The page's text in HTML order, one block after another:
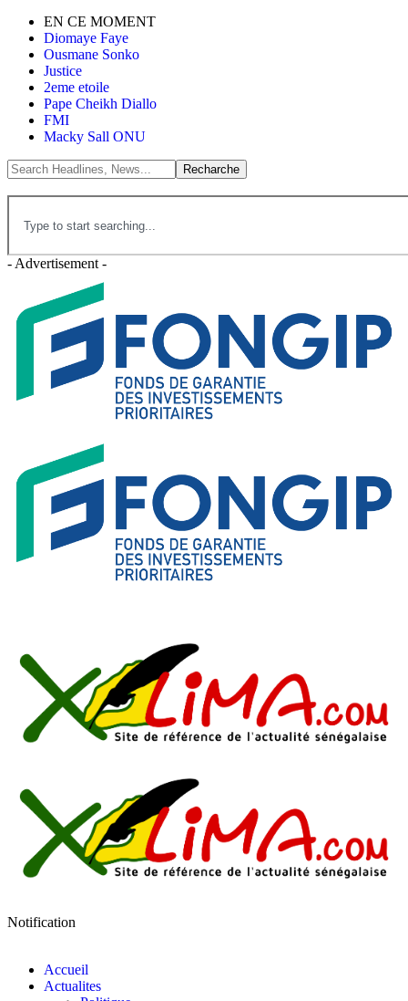
EN CE MOMENT
Diomaye Faye
Ousmane Sonko
Justice
2eme etoile
Pape Cheikh Diallo
FMI
Macky Sall ONU
- Advertisement -
Notification
Accueil
Actualites